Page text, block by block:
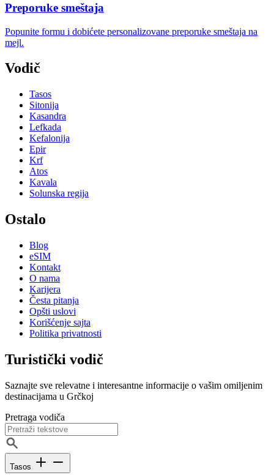
Preporuke smeštaja
Popunite formu i dobićete personalizovane preporuke smeštaja na
mejl.
Vodič
Tasos
Sitonija
Kasandra
Lefkada
Kefalonija
Epir
Krf
Atos
Kavala
Solunska regija
Ostalo
Blog
eSIM
Kontakt
O nama
Karijera
Česta pitanja
Opšti uslovi
Korišćenje sajta
Politika privatnosti
Turistički vodič
Saznajte sve relevatne i interesantne informacije o vašim omiljenim
destinacijama u Grčkoj
Pretraga vodiča
Tasos